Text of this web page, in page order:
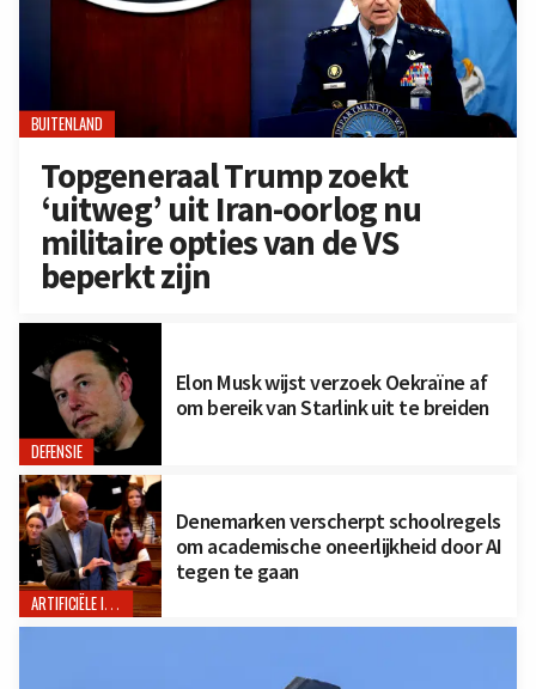
BUITENLAND
Topgeneraal Trump zoekt
‘uitweg’ uit Iran-oorlog nu
militaire opties van de VS
beperkt zijn
DEFENSIE
Elon Musk wijst verzoek Oekraïne af
om bereik van Starlink uit te breiden
ARTIFICIËLE INTELLIGENTIE
Denemarken verscherpt schoolregels
om academische oneerlijkheid door AI
tegen te gaan